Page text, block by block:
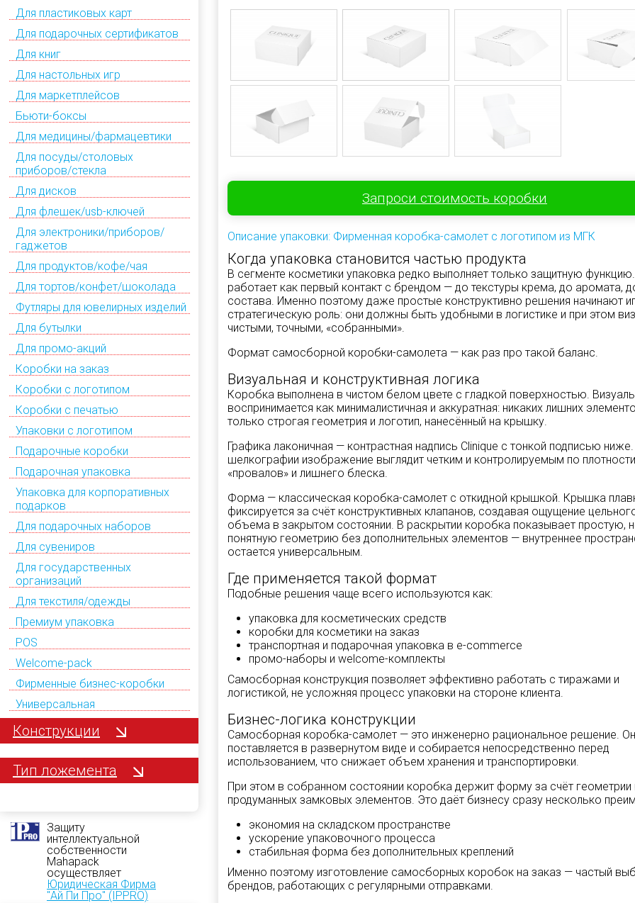
Для пластиковых карт
Для подарочных сертификатов
Для книг
Для настольных игр
Для маркетплейсов
Бьюти-боксы
Для медицины/фармацевтики
Для посуды/столовых
приборов/стекла
Для дисков
Для флешек/usb-ключей
Для электроники/приборов/
гаджетов
Для продуктов/кофе/чая
Для тортов/конфет/шоколада
Футляры для ювелирных изделий
Для бутылки
Для промо-акций
Коробки на заказ
Коробки с логотипом
Коробки с печатью
Упаковки с логотипом
Подарочные коробки
Подарочная упаковка
Упаковка для корпоративных
подарков
Для подарочных наборов
Для сувениров
Для государственных
организаций
Для текстиля/одежды
Премиум упаковка
POS
Welcome-pack
Фирменные бизнес-коробки
Универсальная
Конструкции
Тип ложемента
Защиту
интеллектуальной
собственности
Mahapack
осуществляет
Юридическая Фирма
"Ай Пи Про" (IPPRO)
Запроси стоимость коробки
Описание упаковки: Фирменная коробка-самолет с логотипом из МГК
Когда упаковка становится частью продукта
В сегменте косметики упаковка редко выполняет только защитную
работает как первый контакт с брендом — до текстуры крема, до аромата,
состава. Именно поэтому даже простые конструктивно решения начинают
стратегическую роль: они должны быть удобными в логистике и при этом
чистыми, точными, «собранными».
Формат самосборной коробки-самолета — как раз про такой баланс.
Визуальная и конструктивная логика
Коробка выполнена в чистом белом цвете с гладкой поверхностью.
воспринимается как минималистичная и аккуратная: никаких лишних
только строгая геометрия и логотип, нанесённый на крышку.
Графика лаконичная — контрастная надпись Clinique с тонкой подписью
шелкографии изображение выглядит четким и контролируемым по
«провалов» и лишнего блеска.
Форма — классическая коробка-самолет с откидной крышкой. Крышка
фиксируется за счёт конструктивных клапанов, создавая ощущение
объема в закрытом состоянии. В раскрытии коробка показывает простую,
понятную геометрию без дополнительных элементов — внутреннее
остается универсальным.
Где применяется такой формат
Подобные решения чаще всего используются как:
упаковка для косметических средств
коробки для косметики на заказ
транспортная и подарочная упаковка в e-commerce
промо-наборы и welcome-комплекты
Самосборная конструкция позволяет эффективно работать с тиражами и
логистикой, не усложняя процесс упаковки на стороне клиента.
Бизнес-логика конструкции
Самосборная коробка-самолет — это инженерно рациональное решение.
поставляется в развернутом виде и собирается непосредственно перед
использованием, что снижает объем хранения и транспортировки.
При этом в собранном состоянии коробка держит форму за счёт геометрии
продуманных замковых элементов. Это даёт бизнесу сразу несколько
экономия на складском пространстве
ускорение упаковочного процесса
стабильная форма без дополнительных креплений
Именно поэтому изготовление самосборных коробок на заказ — частый
брендов, работающих с регулярными отправками.